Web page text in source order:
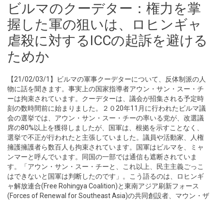
ビルマのクーデター：権力を掌
握した軍の狙いは、ロヒンギャ
虐殺に対するICCの起訴を避ける
ためか
【21/02/03/1】ビルマの軍事クーデターについて、反体制派の人
物に話を聞きます。事実上の国家指導者アウン・サン・スー・チ
ーは拘束されています。クーデターは、議会が招集される予定時
刻の数時間前に始まりました。２０20年11月に行われたビルマ議
会の選挙では、アウン・サン・スー・チーの率いる党が、改選議
席の80%以上を獲得しましたが、国軍は、根拠を示すことなく、
選挙で不正が行われたと主張していました。議員や活動家、人権
擁護擁護者ら数百人も拘束されています。国軍はビルマを、ミャ
ンマーと呼んでいます。同国の一部では通信も遮断されていま
す。「アウン・サン・スー・チーと、これ以上、民主主義ごっこ
はできないと国軍は判断したのです」。こう語るのは、ロヒンギ
ャ解放連合(Free Rohingya Coalition)と東南アジア刷新フォース
(Forces of Renewal for Southeast Asia)の共同創設者、マウン・ザ